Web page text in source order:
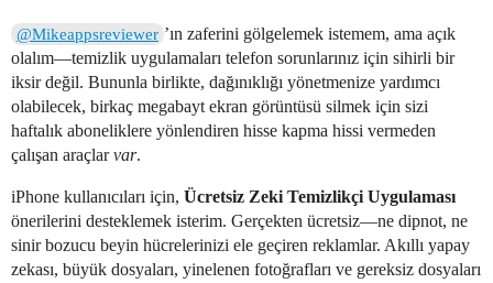
@Mikeappsreviewer ’ın zaferini gölgelemek istemem, ama açık
olalım—temizlik uygulamaları telefon sorunlarınız için sihirli bir
iksir değil. Bununla birlikte, dağınıklığı yönetmenize yardımcı
olabilecek, birkaç megabayt ekran görüntüsü silmek için sizi
haftalık aboneliklere yönlendiren hisse kapma hissi vermeden
çalışan araçlarvar.
iPhone kullanıcıları için, Ücretsiz Zeki Temizlikçi Uygulaması
önerilerini desteklemek isterim. Gerçekten ücretsiz—ne dipnot, ne
sinir bozucu beyin hücrelerinizi ele geçiren reklamlar. Akıllı yapay
zekası, büyük dosyaları, yinelenen fotoğrafları ve gereksiz dosyaları